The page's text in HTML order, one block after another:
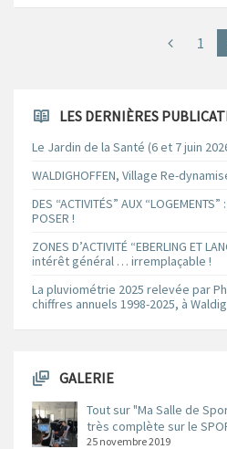
1
LES DERNIÈRES
Le Jardin de la Santé (6 et 7 juin
WALDIGHOFFEN, Village Re-
DES “ACTIVITÉS” AUX
POSER !
ZONES D’ACTIVITÉ “EBERLING ET
intérêt général … irremplaçable !
La pluviométrie 2025 relevée par
chiffres annuels 1998-2025, à
GALERIE
Tout sur "Ma Salle de
très complète sur le
25 novembre 2019